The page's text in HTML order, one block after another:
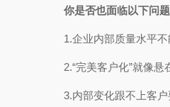
你是否也面临以下问题
1.企业内部质量水平
2.“完美客户化”就像
3.内部变化跟不上客